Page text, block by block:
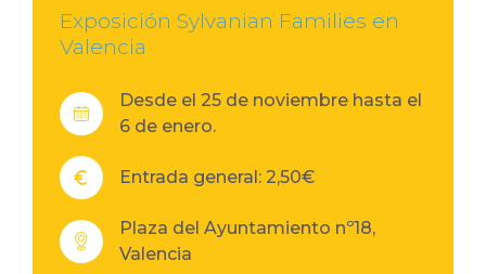
Exposición Sylvanian Families en
Valencia
Desde el 25 de noviembre hasta el
6 de enero.
Entrada general: 2,50€
Plaza del Ayuntamiento nº18,
Valencia